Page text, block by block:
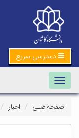
دسترسی سریع
Toggle navigation
صفحه‌اصلی اخبار